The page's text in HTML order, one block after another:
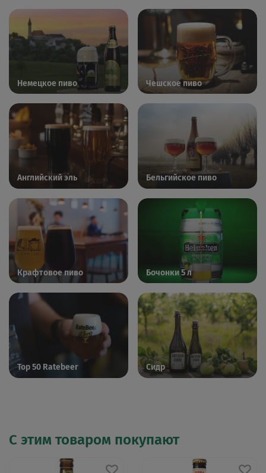
Немецкое пиво Чешское пиво
Английский эль Бельгийское пиво
Крафтовое пиво Бочонки 5 л
Top 50 Ratebeer Сидр
С этим товаром покупают